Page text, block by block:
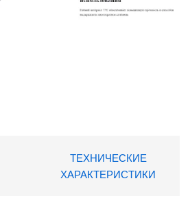
ТЕХНИЧЕСКИЕ
ХАРАКТЕРИСТИКИ